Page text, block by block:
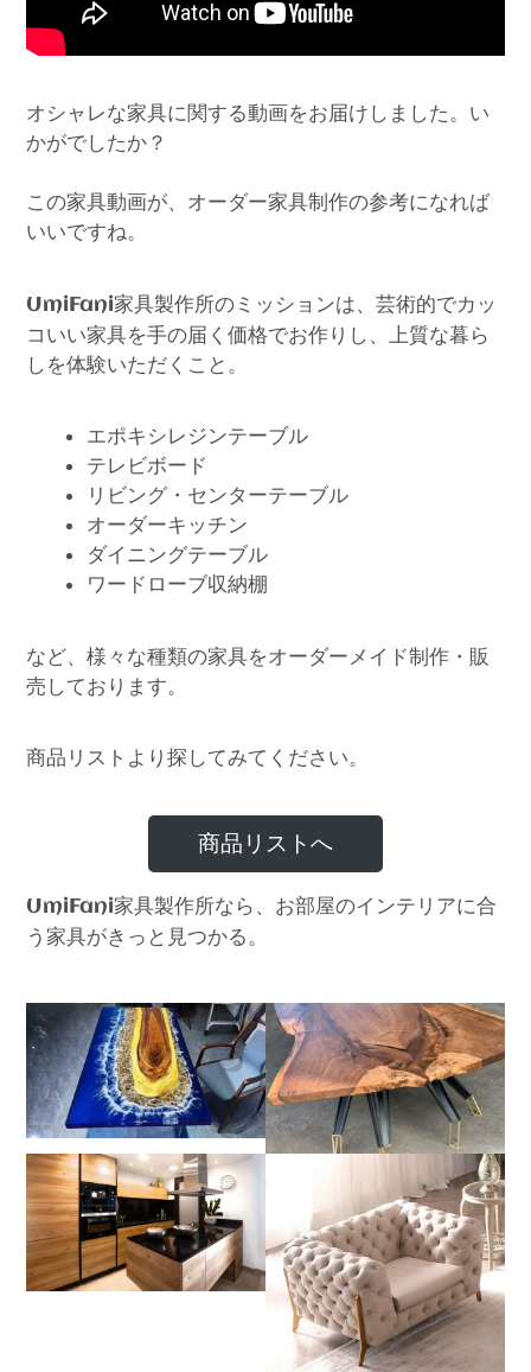
オシャレな家具に関する動画をお届けしました。い
かがでしたか？
この家具動画が、オーダー家具制作の参考になれば
いいですね。
UmiFani家具製作所のミッションは、芸術的でカッ
コいい家具を手の届く価格でお作りし、上質な暮ら
しを体験いただくこと。
エポキシレジンテーブル
テレビボード
リビング・センターテーブル
オーダーキッチン
ダイニングテーブル
ワードローブ収納棚
など、様々な種類の家具をオーダーメイド制作・販
売しております。
商品リストより探してみてください。
商品リストへ
UmiFani家具製作所なら、お部屋のインテリアに合
う家具がきっと見つかる。